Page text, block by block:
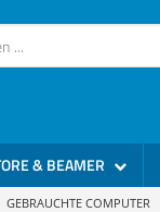
& BEAMER
GEBRAUCHTE COMPUTER